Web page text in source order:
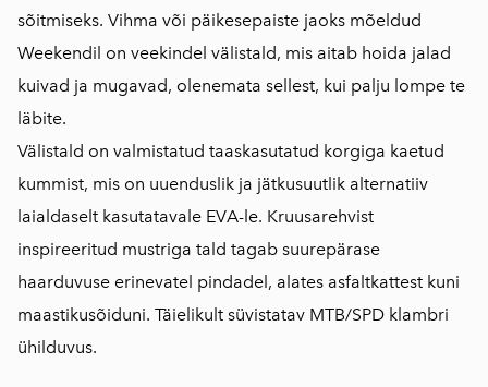
sõitmiseks. Vihma või päikesepaiste jaoks mõeldud
Weekendil on veekindel välistald, mis aitab hoida jalad
kuivad ja mugavad, olenemata sellest, kui palju lompe te
läbite.
Välistald on valmistatud taaskasutatud korgiga kaetud
kummist, mis on uuenduslik ja jätkusuutlik alternatiiv
laialdaselt kasutatavale EVA-le. Kruusarehvist
inspireeritud mustriga tald tagab suurepärase
haarduvuse erinevatel pindadel, alates asfaltkattest kuni
maastikusõiduni. Täielikult süvistatav MTB/SPD klambri
ühilduvus.